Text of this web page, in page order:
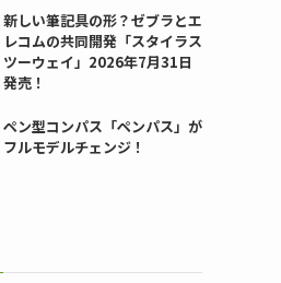
新しい筆記具の形？ゼブラとエ
レコムの共同開発「スタイラス
ツーウェイ」2026年7月31日
発売！
ペン型コンパス「ペンパス」が
フルモデルチェンジ！